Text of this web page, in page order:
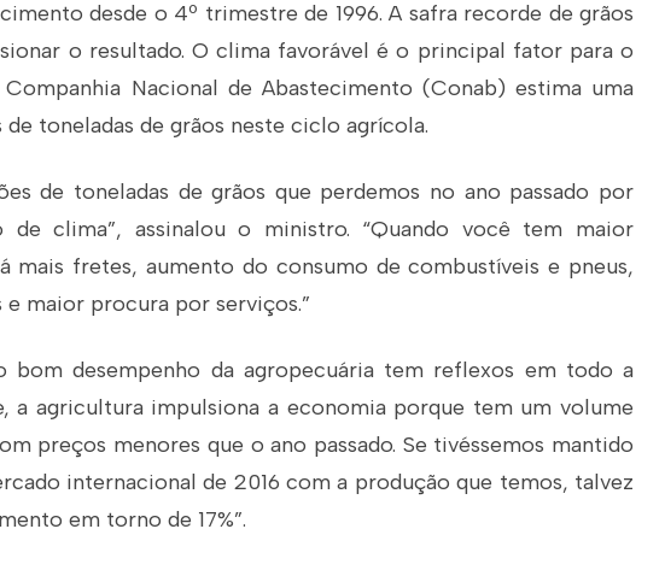
desde o 4º trimestre de 1996. A safra recorde de grãos
o resultado. O clima favorável é o principal fator para o
Nacional de Abastecimento (Conab) estima uma
toneladas de grãos neste ciclo agrícola.
de toneladas de grãos que perdemos no ano passado por
de clima”, assinalou o ministro. “Quando você tem maior
mais fretes, aumento do consumo de combustíveis e pneus,
e maior procura por serviços.”
bom desempenho da agropecuária tem reflexos em todo a
a agricultura impulsiona a economia porque tem um volume
preços menores que o ano passado. Se tivéssemos mantido
internacional de 2016 com a produção que temos, talvez
em torno de 17%”.